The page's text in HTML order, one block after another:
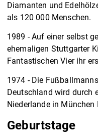
Diamanten und
als 120 000 Menschen.
1989 - Auf einer selbst
ehemaligen Stuttgarter
Fantastischen Vier ihr
1974 - Die
Deutschland wird durch
Niederlande in
Geburtstage